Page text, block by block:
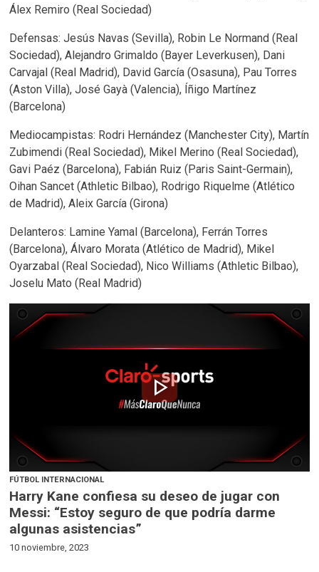
Álex Remiro (Real Sociedad)
Defensas: Jesús Navas (Sevilla), Robin Le Normand (Real
Sociedad), Alejandro Grimaldo (Bayer Leverkusen), Dani
Carvajal (Real Madrid), David García (Osasuna), Pau Torres
(Aston Villa), José Gayà (Valencia), Íñigo Martínez
(Barcelona)
Mediocampistas: Rodri Hernández (Manchester City), Martín
Zubimendi (Real Sociedad), Mikel Merino (Real Sociedad),
Gavi Paéz (Barcelona), Fabián Ruiz (Paris Saint-Germain),
Oihan Sancet (Athletic Bilbao), Rodrigo Riquelme (Atlético
de Madrid), Aleix García (Girona)
Delanteros: Lamine Yamal (Barcelona), Ferrán Torres
(Barcelona), Álvaro Morata (Atlético de Madrid), Mikel
Oyarzabal (Real Sociedad), Nico Williams (Athletic Bilbao),
Joselu Mato (Real Madrid)
play_arrow
FÚTBOL INTERNACIONAL
Harry Kane confiesa su deseo de jugar con
Messi: “Estoy seguro de que podría darme
algunas asistencias”
10 noviembre, 2023